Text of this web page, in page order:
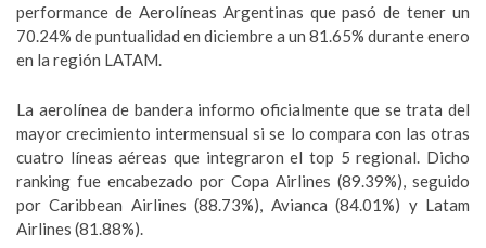
performance de Aerolíneas Argentinas que pasó de tener un
70.24% de puntualidad en diciembre a un 81.65% durante enero
en la región LATAM.
La aerolínea de bandera informo oficialmente que se trata del
mayor crecimiento intermensual si se lo compara con las otras
cuatro líneas aéreas que integraron el top 5 regional. Dicho
ranking fue encabezado por Copa Airlines (89.39%), seguido
por Caribbean Airlines (88.73%), Avianca (84.01%) y Latam
Airlines (81.88%).